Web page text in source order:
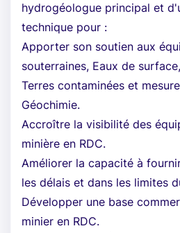
hydrogéologue principal et
technique pour :
Apporter son soutien aux
souterraines, Eaux de
Terres contaminées et
Géochimie.
Accroître la visibilité des
minière en RDC.
Améliorer la capacité à
les délais et dans les limites
Développer une base
minier en RDC.